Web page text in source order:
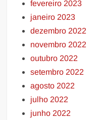
fevereiro 2023
janeiro 2023
dezembro 2022
novembro 2022
outubro 2022
setembro 2022
agosto 2022
julho 2022
junho 2022